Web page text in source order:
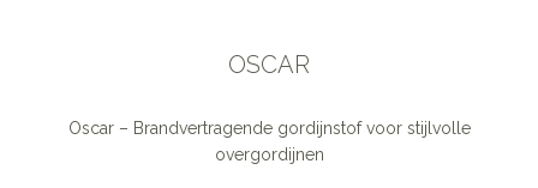
OSCAR
Oscar – Brandvertragende gordijnstof voor stijlvolle
overgordijnen